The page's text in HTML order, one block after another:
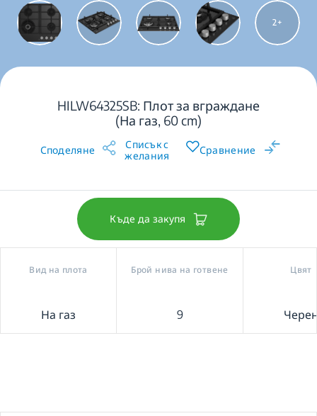
2
HILW64325SB: Плот за вграждане
(На газ, 60 cm)
Споделяне
Списък с
желания
Сравнение
Къде да закупя
Вид на плота
На газ
Брой нива на готвене
9
Цвят